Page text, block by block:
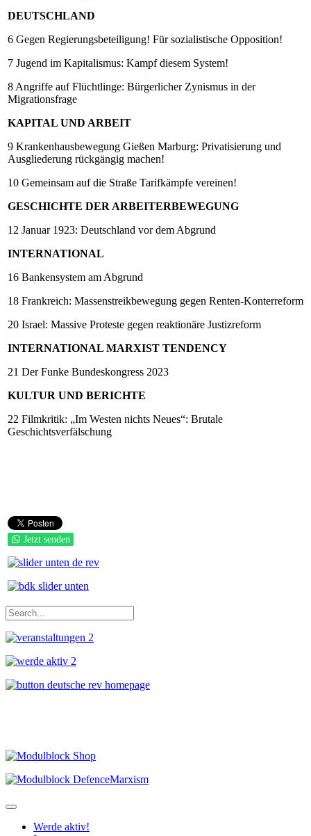
DEUTSCHLAND
6 Gegen Regierungsbeteiligung! Für sozialistische Opposition!
7 Jugend im Kapitalismus: Kampf diesem System!
8 Angriffe auf Flüchtlinge: Bürgerlicher Zynismus in der
Migrationsfrage
KAPITAL UND ARBEIT
9 Krankenhausbewegung Gießen Marburg: Privatisierung und
Ausgliederung rückgängig machen!
10 Gemeinsam auf die Straße Tarifkämpfe vereinen!
GESCHICHTE DER ARBEITERBEWEGUNG
12 Januar 1923: Deutschland vor dem Abgrund
INTERNATIONAL
16 Bankensystem am Abgrund
18 Frankreich: Massenstreikbewegung gegen Renten-Konterreform
20 Israel: Massive Proteste gegen reaktionäre Justizreform
INTERNATIONAL MARXIST TENDENCY
21 Der Funke Bundeskongress 2023
KULTUR UND BERICHTE
22 Filmkritik: „Im Westen nichts Neues“: Brutale
Geschichtsverfälschung
Jetzt senden
Werde aktiv!